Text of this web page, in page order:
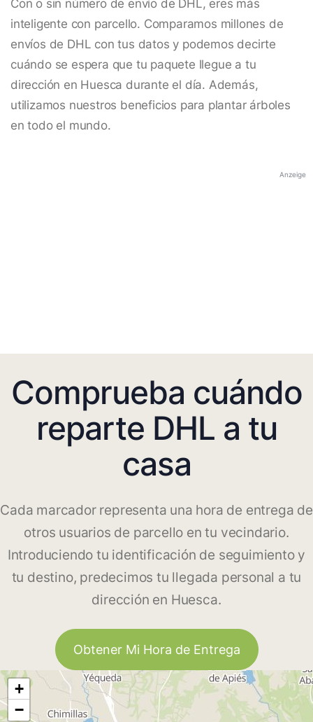
Con o sin número de envío de DHL, eres más
inteligente con parcello. Comparamos millones de
envíos de DHL con tus datos y podemos decirte
cuándo se espera que tu paquete llegue a tu
dirección en Huesca durante el día. Además,
utilizamos nuestros beneficios para plantar árboles
en todo el mundo.
Anzeige
Comprueba cuándo
reparte DHL a tu
casa
Cada marcador representa una hora de entrega de
otros usuarios de parcello en tu vecindario.
Introduciendo tu identificación de seguimiento y
tu destino, predecimos tu llegada personal a tu
dirección en Huesca.
Obtener Mi Hora de Entrega
+
−